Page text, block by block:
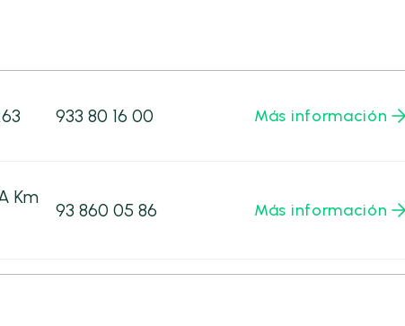
933 80 16 00 Más información
Km
93 860 05 86 Más información